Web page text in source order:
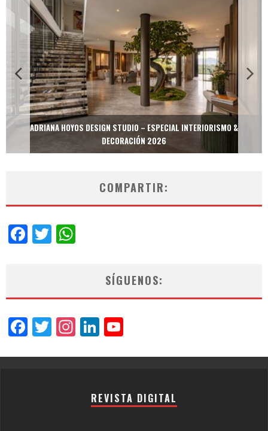
STUDIO – ESPECIAL INTERIORISMO &
2026
MULTIOFICINAS /
COMPARTIR:
Facebook
Twitter
SÍGUENOS:
Facebook
Twitter
Instagram
LinkedIn
REVISTA DIGITAL